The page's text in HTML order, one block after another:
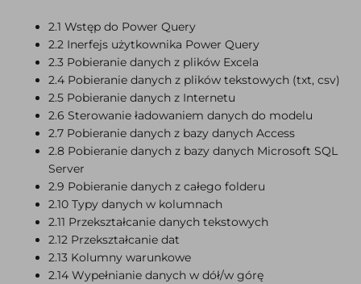
2.1 Wstęp do Power Query
2.2 Inerfejs użytkownika Power Query
2.3 Pobieranie danych z plików Excela
2.4 Pobieranie danych z plików tekstowych (txt, csv)
2.5 Pobieranie danych z Internetu
2.6 Sterowanie ładowaniem danych do modelu
2.7 Pobieranie danych z bazy danych Access
2.8 Pobieranie danych z bazy danych Microsoft SQL
Server
2.9 Pobieranie danych z całego folderu
2.10 Typy danych w kolumnach
2.11 Przekształcanie danych tekstowych
2.12 Przekształcanie dat
2.13 Kolumny warunkowe
2.14 Wypełnianie danych w dół/w górę